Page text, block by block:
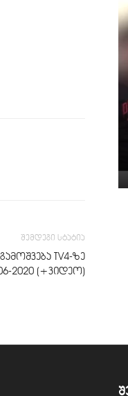
შემდეგი სტატია
TV4-ზე
2020 (+ვიდეო)